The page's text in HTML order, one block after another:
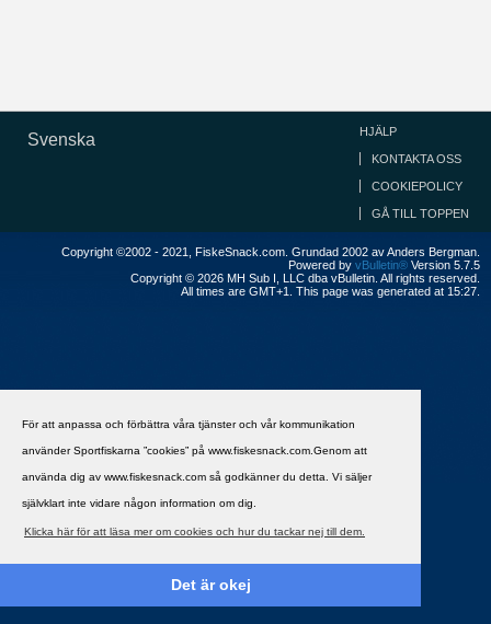
För att anpassa och förbättra våra tjänster och vår kommunikation
använder Sportfiskarna ”cookies” på www.fiskesnack.com.Genom att
använda dig av www.fiskesnack.com så godkänner du detta. Vi säljer
självklart inte vidare någon information om dig.
Klicka här för att läsa mer om cookies och hur du tackar nej till dem.
Det är okej
Svenska HJÄLP
KONTAKTA OSS
COOKIEPOLICY
GÅ TILL TOPPEN
Copyright ©2002 - 2021, FiskeSnack.com. Grundad 2002 av Anders Bergman.
Powered by vBulletin® Version 5.7.5
Copyright © 2026 MH Sub I, LLC dba vBulletin. All rights reserved.
All times are GMT+1. This page was generated at 15:27.